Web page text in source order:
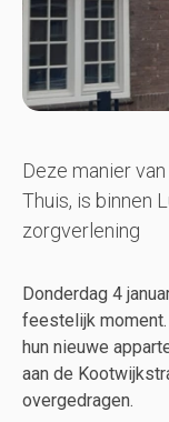
Deze manier
Thuis, is binnen
zorgverlening
Donderdag 4
feestelijk
hun nieuwe
aan de
overgedragen.